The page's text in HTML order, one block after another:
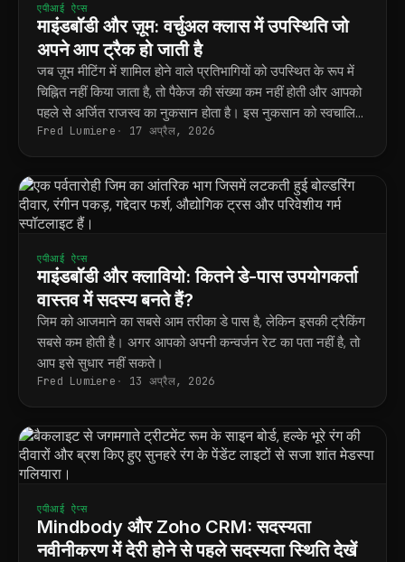
एपीआई ऐप्स
माइंडबॉडी और ज़ूम: वर्चुअल क्लास में उपस्थिति जो
अपने आप ट्रैक हो जाती है
जब ज़ूम मीटिंग में शामिल होने वाले प्रतिभागियों को उपस्थित के रूप में
चिह्नित नहीं किया जाता है, तो पैकेज की संख्या कम नहीं होती और आपको
पहले से अर्जित राजस्व का नुकसान होता है। इस नुकसान को स्वचालित
रूप से दूर करने का तरीका यहाँ बताया गया है।
Fred Lumiere 17 अप्रैल, 2026
एपीआई ऐप्स
माइंडबॉडी और क्लावियो: कितने डे-पास उपयोगकर्ता
वास्तव में सदस्य बनते हैं?
जिम को आजमाने का सबसे आम तरीका डे पास है, लेकिन इसकी ट्रैकिंग
सबसे कम होती है। अगर आपको अपनी कन्वर्जन रेट का पता नहीं है, तो
आप इसे सुधार नहीं सकते।
Fred Lumiere 13 अप्रैल, 2026
एपीआई ऐप्स
Mindbody और Zoho CRM: सदस्यता
नवीनीकरण में देरी होने से पहले सदस्यता स्थिति देखें